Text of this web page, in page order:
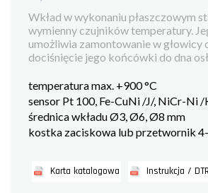
Wkład w wykonaniu płaszczowym
wymienny czujników temperatury.
umożliwia zamontowanie w głowicy
dociśnięcie jego końcówki do dna
temperatura max. +900 °C
sensor Pt 100, Fe-CuNi /J/, NiCr-Ni
średnica wkładu Ø3, Ø6, Ø8 mm
kostka zaciskowa lub przetwornik
Karta katalogowa Instrukcja / DTR